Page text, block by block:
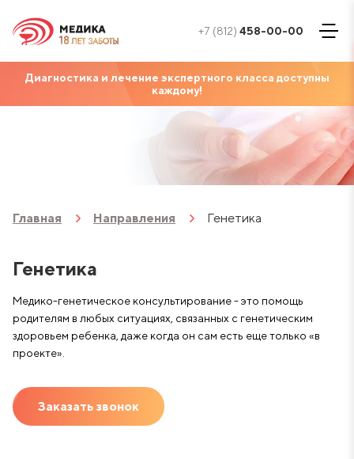
+7 (812) 458-00-00
Диагностика и лечение экспертного класса доступны
каждому!
Главная Направления Генетика
Генетика
Медико-генетическое консультирование - это помощь
родителям в любых ситуациях, связанных с генетическим
здоровьем ребенка, даже когда он сам есть еще только «в
проекте».
Заказать звонок